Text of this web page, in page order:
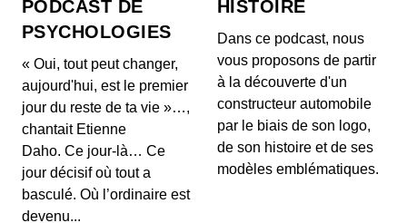
poids, l'impact du vin rouge et
tendances capillaires de Cannes
00:03:48 - IL Y A 2 MOIS
1. 🍽️ **Mythes de la perte de poids :** Découvrez
pourquoi manger tard le soir ne fait pas forcéme...
26 mai 2026 : Alerte sanitaire,
hydratation et astuces beauté pour les
mains
00:03:56 - IL Y A 2 MOIS
1. ⚠️ **Alerte de RappelConso sur les merguez
mer...
PODCAST DE
PSYCHOLOGIES
« Oui, tout peut changer,
aujourd'hui, est le premier
jour du reste de ta vie »…,
chantait Etienne
Daho. Ce jour-là… Ce
jour décisif où tout a
basculé. Où l’ordinaire est
devenu...
HISTOIRE
Dans ce podcast, nous
vous proposons de partir
à la découverte d'un
constructeur automobile
par le biais de son logo,
de son histoire et de ses
modèles emblématiques.